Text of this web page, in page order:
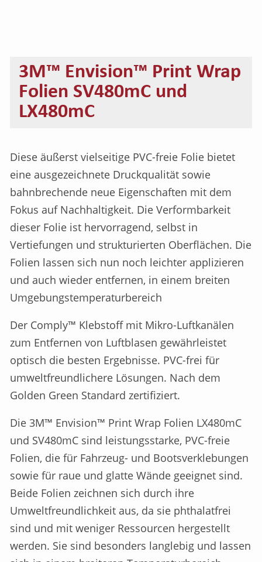
3M™ Envision™ Print Wrap
Folien SV480mC und
LX480mC
Diese äußerst vielseitige PVC-freie Folie bietet
eine ausgezeichnete Druckqualität sowie
bahnbrechende neue Eigenschaften mit dem
Fokus auf Nachhaltigkeit. Die Verformbarkeit
dieser Folie ist hervorragend, selbst in
Vertiefungen und strukturierten Oberflächen. Die
Folien lassen sich nun noch leichter applizieren
und auch wieder entfernen, in einem breiten
Umgebungstemperaturbereich
Der Comply™ Klebstoff mit Mikro-Luftkanälen
zum Entfernen von Luftblasen gewährleistet
optisch die besten Ergebnisse. PVC-frei für
umweltfreundlichere Lösungen. Nach dem
Golden Green Standard zertifiziert.
Die 3M™ Envision™ Print Wrap Folien LX480mC
und SV480mC sind leistungsstarke, PVC-freie
Folien, die für Fahrzeug- und Bootsverklebungen
sowie für raue und glatte Wände geeignet sind.
Beide Folien zeichnen sich durch ihre
Umweltfreundlichkeit aus, da sie phthalatfrei
sind und mit weniger Ressourcen hergestellt
werden. Sie sind besonders langlebig und lassen